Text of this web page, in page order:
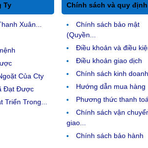
Ty
Xuân...
Của Cty
Đạt Được
Triển Trong...
Chính sách và quy định
Chính sách bảo mật
(Quyền...
Điều khoản và điều
Điều khoản giao dịch
Chính sách kinh doanh
Hướng dẫn mua hàng
Phương thức thanh
Chính sách vận
giao...
Chính sách bảo hành